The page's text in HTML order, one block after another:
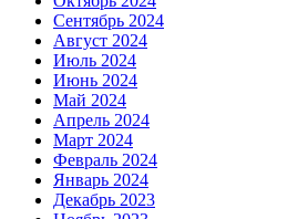
Сентябрь 2024
Август 2024
Июль 2024
Июнь 2024
Май 2024
Апрель 2024
Март 2024
Февраль 2024
Январь 2024
Декабрь 2023